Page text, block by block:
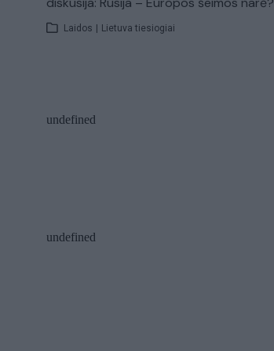
Laidos | Lietuva tiesiogiai